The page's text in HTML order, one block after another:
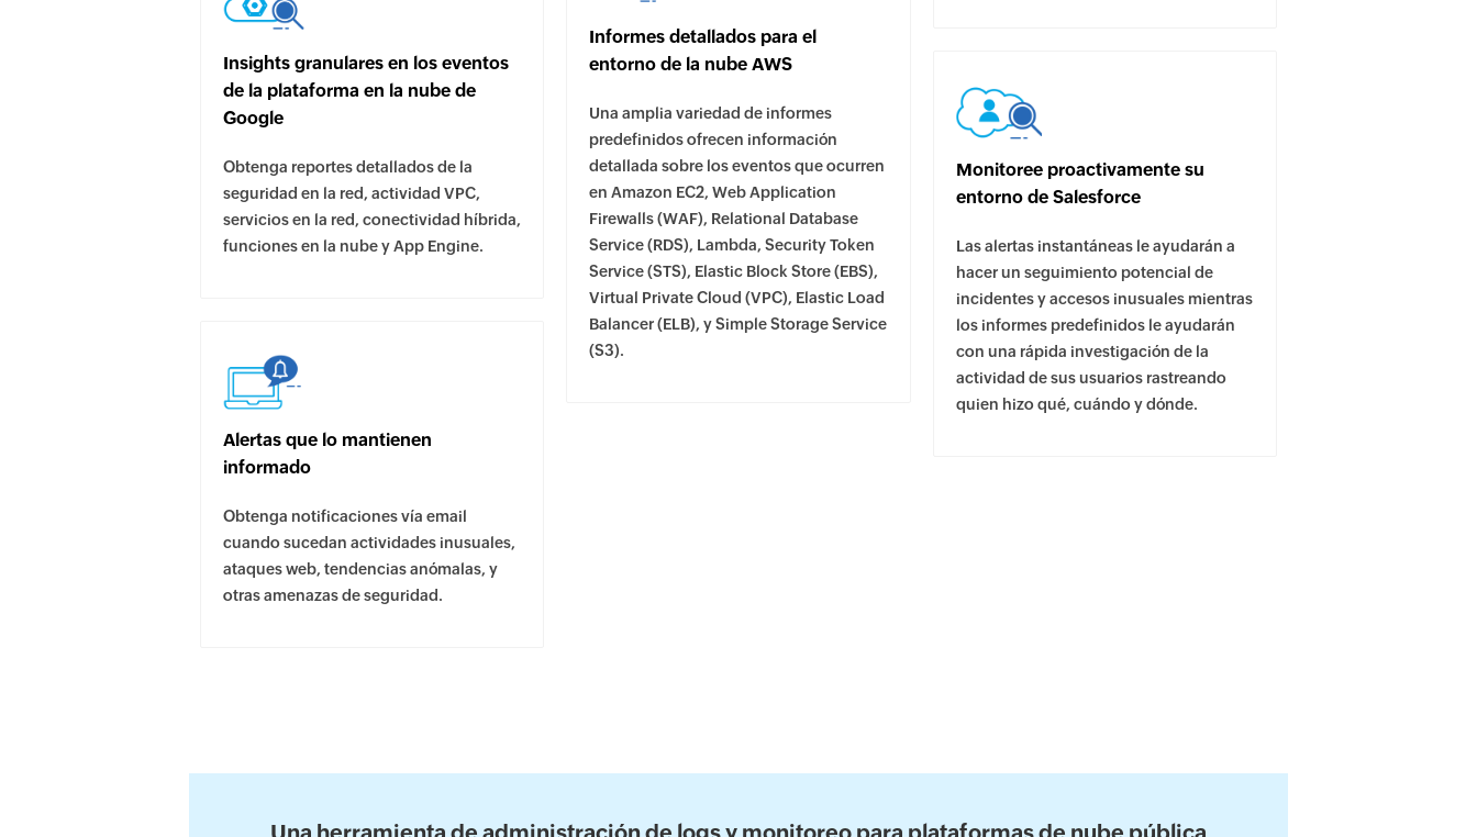
Insights granulares en los eventos
de la plataforma en la nube de
Google
Obtenga reportes detallados de la
seguridad en la red, actividad VPC,
servicios en la red, conectividad híbrida,
funciones en la nube y App Engine.
Alertas que lo mantienen
informado
Obtenga notificaciones vía email
cuando sucedan actividades inusuales,
ataques web, tendencias anómalas, y
otras amenazas de seguridad.
Informes detallados para el
entorno de la nube AWS
Una amplia variedad de informes
predefinidos ofrecen información
detallada sobre los eventos que ocurren
en Amazon EC2, Web Application
Firewalls (WAF), Relational Database
Service (RDS), Lambda, Security Token
Service (STS), Elastic Block Store (EBS),
Virtual Private Cloud (VPC), Elastic Load
Balancer (ELB), y Simple Storage Service
(S3).
Monitoree proactivamente su
entorno de Salesforce
Las alertas instantáneas le ayudarán a
hacer un seguimiento potencial de
incidentes y accesos inusuales mientras
los informes predefinidos le ayudarán
con una rápida investigación de la
actividad de sus usuarios rastreando
quien hizo qué, cuándo y dónde.